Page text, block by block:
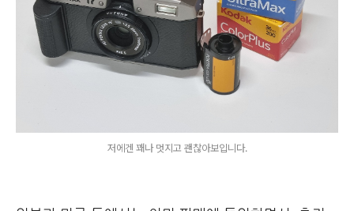
저에겐 꽤나 멋지고 괜찮아보입니다.